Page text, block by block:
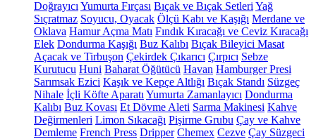
Doğrayıcı Yumurta Fırçası Bıçak ve Bıçak Setleri Yağ
Sıçratmaz Soyucu, Oyacak Ölçü Kabı ve Kaşığı Merdane ve
Oklava Hamur Açma Matı Fındık Kıracağı ve Ceviz Kıracağı
Elek Dondurma Kaşığı Buz Kalıbı Bıçak Bileyici Masat
Açacak ve Tirbuşon Çekirdek Çıkarıcı Çırpıcı Sebze
Kurutucu Huni Baharat Öğütücü Havan Hamburger Presi
Sarımsak Ezici Kaşık ve Kepçe Altlığı Bıçak Standı Süzgeç
Nihale İçli Köfte Aparatı Yumurta Zamanlayıcı Dondurma
Kalıbı Buz Kovası Et Dövme Aleti Sarma Makinesi Kahve
Değirmenleri Limon Sıkacağı Pişirme Grubu Çay ve Kahve
Demleme French Press Dripper Chemex Cezve Çay Süzgeci